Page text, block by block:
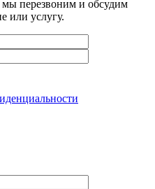
мы перезвоним и обсудим
или услугу.